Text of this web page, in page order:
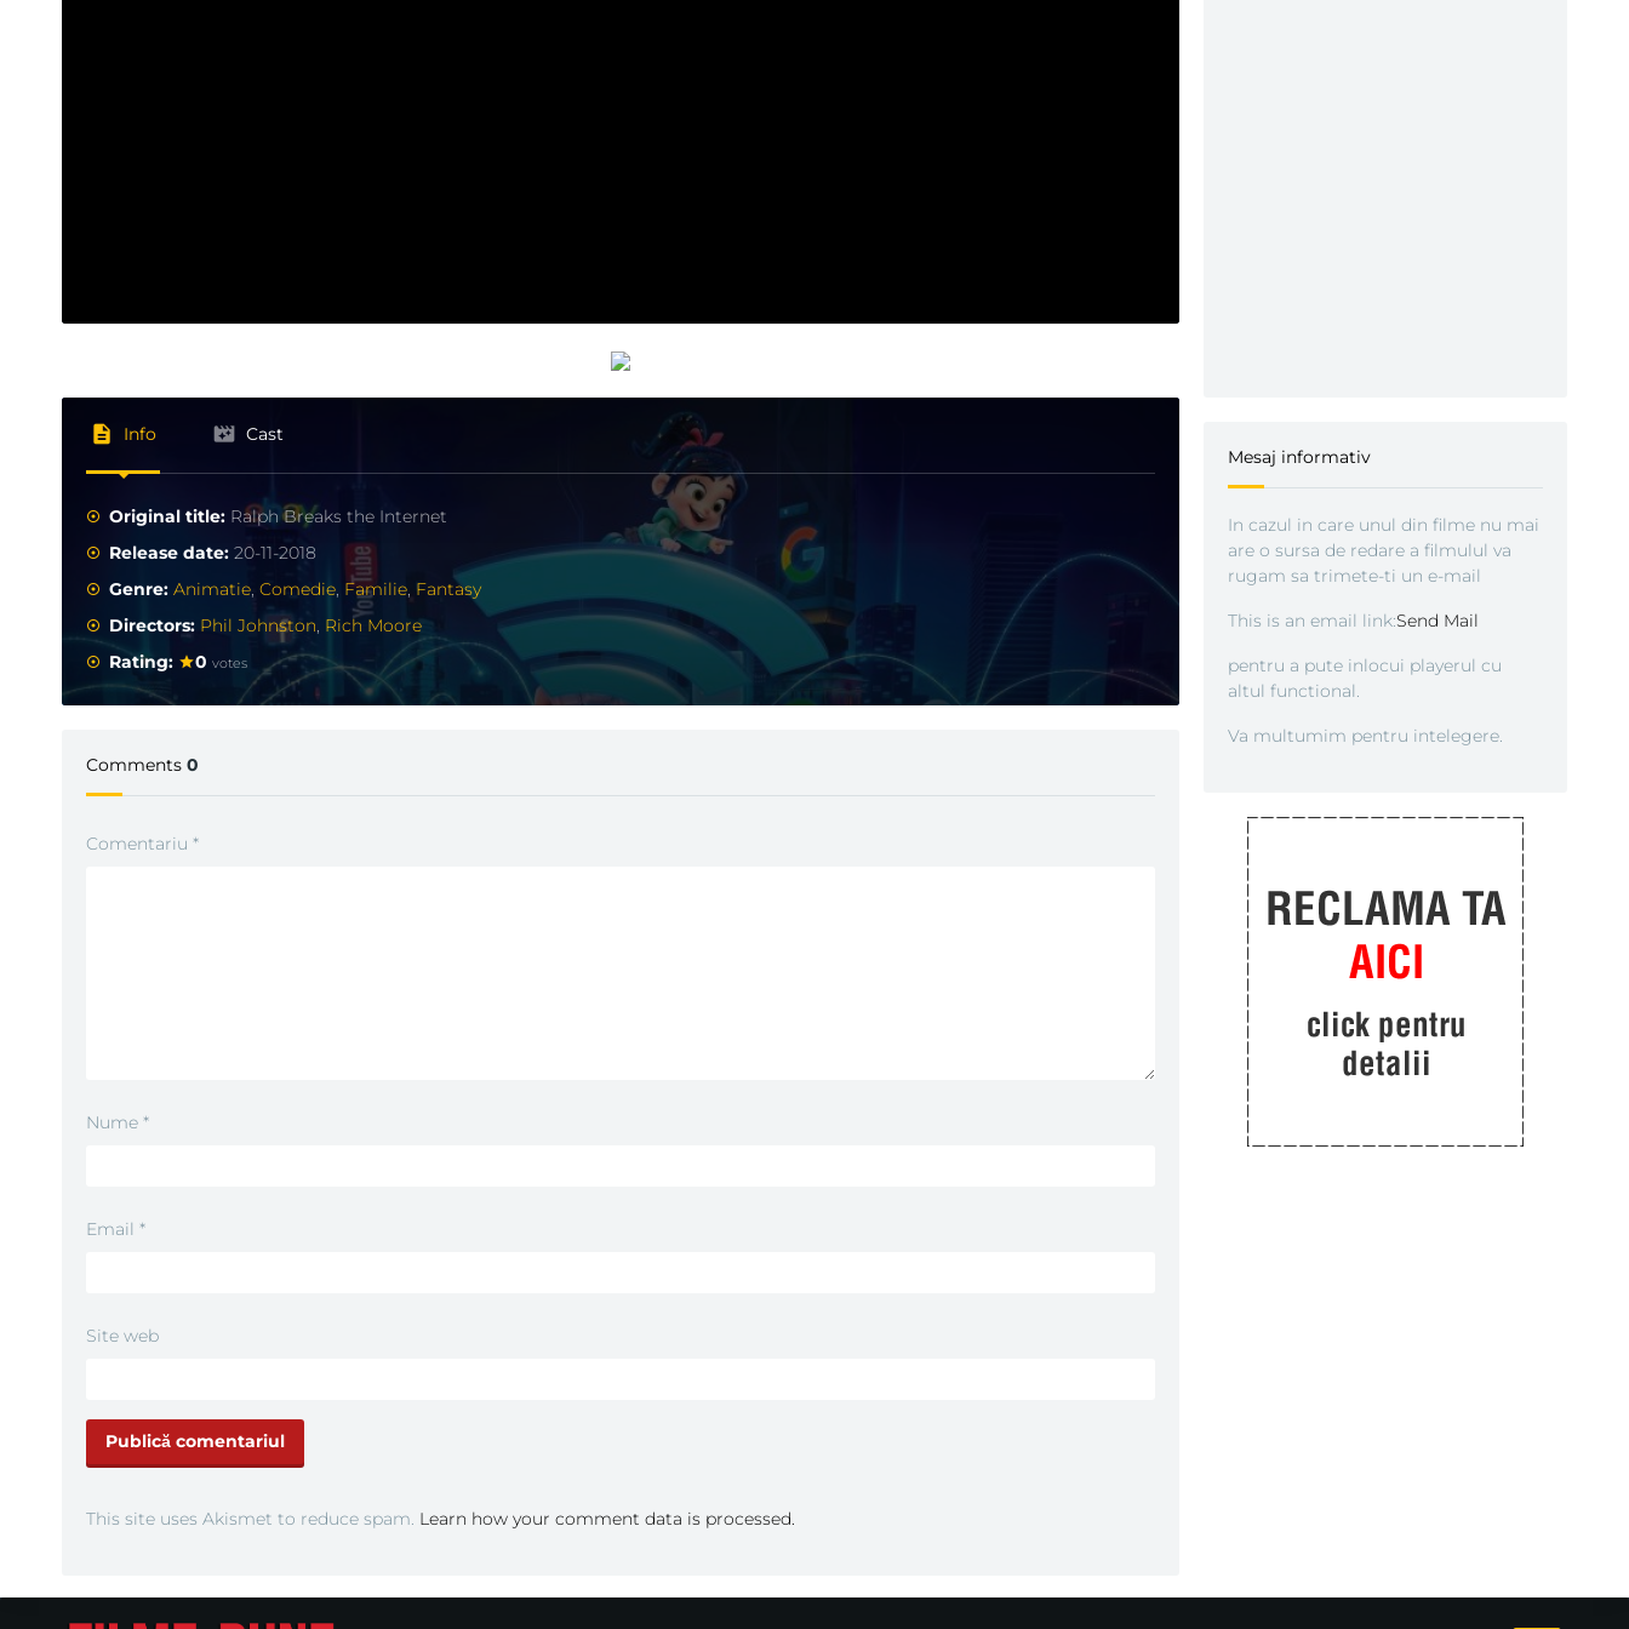
Info Cast
Original title: Ralph Breaks the Internet
Release date:20-11-2018
Genre:Animatie,Comedie, Familie, Fantasy
Directors: Phil Johnston, Rich Moore
Rating:
0 votes
Comments 0
Comentariu *
Nume *
Email *
Site web
This site uses Akismet to reduce spam. Learn how your comment data is processed.
Mesaj informativ
In cazul in care unul din filme nu mai
are o sursa de redare a filmulul va
rugam sa trimete-ti un e-mail
This is an email link:Send Mail
pentru a pute inlocui playerul cu
altul functional.
Va multumim pentru intelegere.